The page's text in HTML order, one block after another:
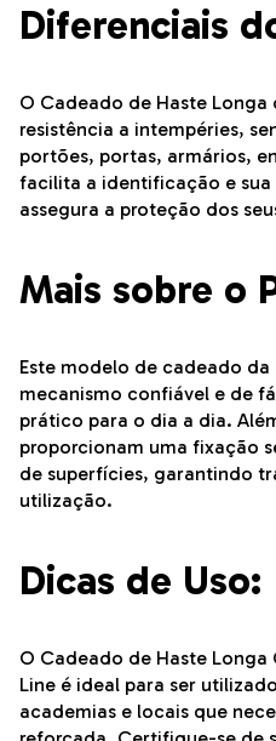
Diferenciais
O Cadeado de Haste Longa
resistência a intempéries,
portões, portas, armários,
facilita a identificação e
assegura a proteção dos
Mais sobre o
Este modelo de cadeado da
mecanismo confiável e de
prático para o dia a dia.
proporcionam uma fixação
de superfícies, garantindo
utilização.
Dicas de Uso:
O Cadeado de Haste
Line é ideal para ser
academias e locais que